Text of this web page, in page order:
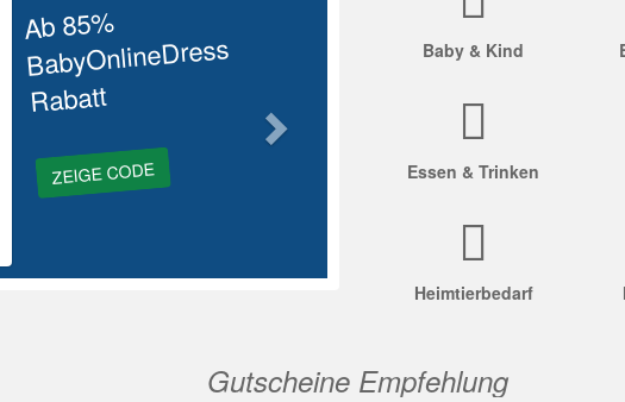
Ab 85%
BabyOnlineDress
Rabatt
ZEIGE CODE
Baby & Kind
Essen & Trinken
Heimtierbedarf
Gutscheine Empfehlung